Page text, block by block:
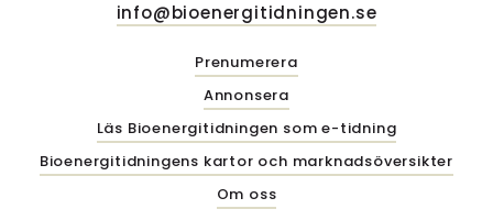
info@bioenergitidningen.se
Prenumerera
Annonsera
Läs Bioenergitidningen som e-tidning
Bioenergitidningens kartor och marknadsöversikter
Om oss